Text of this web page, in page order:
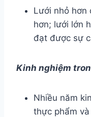
Lưới nhỏ hơn
hơn; lưới lớn
đạt được sự
Kinh nghiệm
Nhiều năm
thực phẩm